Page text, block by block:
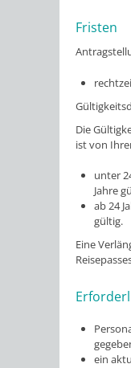
Fristen
Die
ist von
unter
Jahre
ab 24
gültig.
Eine
ein